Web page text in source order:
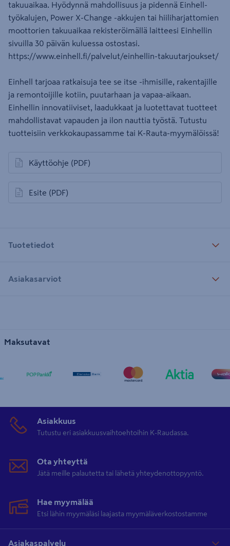
takuuaikaa. Hyödynnä mahdollisuus ja pidennä Einhell-
työkalujen, Power X-Change -akkujen tai hiiliharjattomien
moottorien takuuaikaa rekisteröimällä laitteesi Einhellin
sivuilla 30 päivän kuluessa ostostasi.
https://www.einhell.fi/palvelut/einhellin-takuutarjoukset/
Einhell tarjoaa ratkaisuja tee se itse -ihmisille, rakentajille
ja remontoijille kotiin, puutarhaan ja vapaa-aikaan.
Einhellin innovatiiviset, laadukkaat ja luotettavat tuotteet
mahdollistavat vapauden ja ilon nauttia työstä. Tutustu
tuotteisiin verkkokaupassamme tai K-Rauta-myymälöissä!
Käyttöohje (PDF)
avautuu uuteen välilehteen
Esite (PDF)
avautuu uuteen välilehteen
Tuotetiedot
Asiakasarviot
Maksutavat
Asiakkuus
Tutustu eri asiakkuusvaihtoehtoihin K-Raudassa.
Ota yhteyttä
Jätä meille palautetta tai lähetä yhteydenottopyyntö.
Hae myymälää
Etsi lähin myymäläsi laajasta myymäläverkostostamme
Asiakaspalvelu